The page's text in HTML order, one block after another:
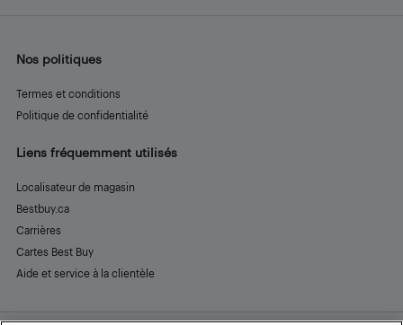
Nos politiques
Termes et conditions
Politique de confidentialité
Liens fréquemment utilisés
Localisateur de magasin
Bestbuy.ca
Carrières
Cartes Best Buy
Aide et service à la clientèle